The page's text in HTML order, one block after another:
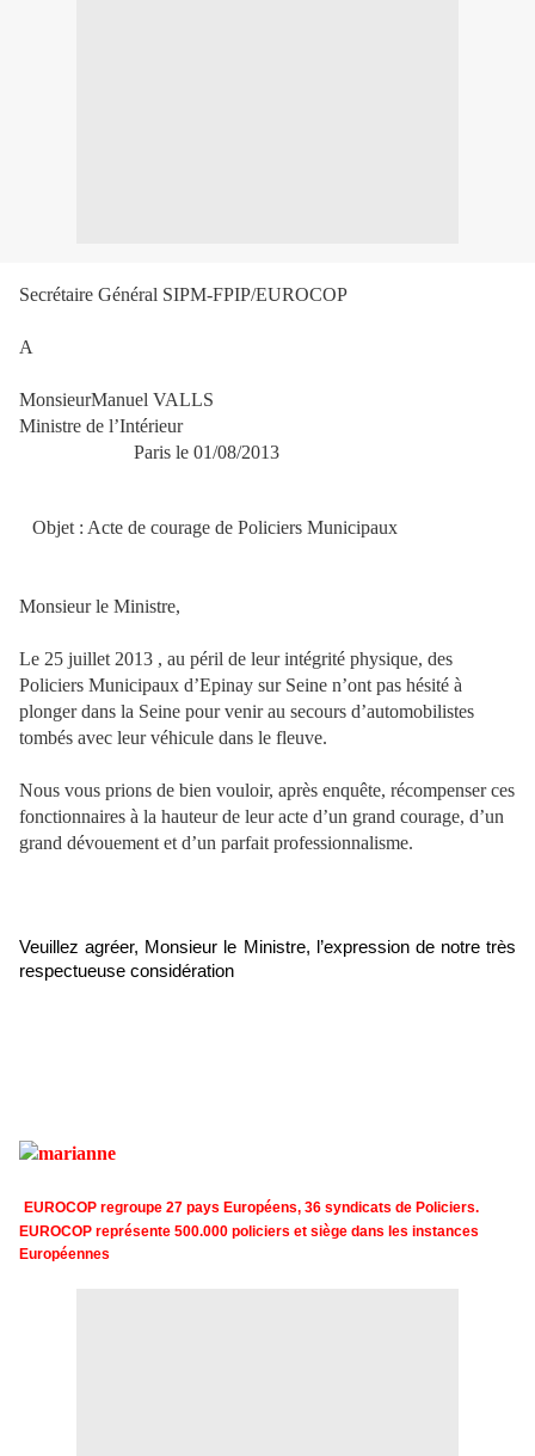
Secrétaire Général SIPM-FPIP/EUROCOP
A
MonsieurManuel VALLS
Ministre de l’Intérieur
Paris le 01/08/2013
Objet : Acte de courage de Policiers Municipaux
Monsieur le Ministre,
Le 25 juillet 2013 , au péril de leur intégrité physique, des
Policiers Municipaux d’Epinay sur Seine n’ont pas hésité à
plonger dans la Seine pour venir au secours d’automobilistes
tombés avec leur véhicule dans le fleuve.
Nous vous prions de bien vouloir, après enquête, récompenser ces
fonctionnaires à la hauteur de leur acte d’un grand courage, d’un
grand dévouement et d’un parfait professionnalisme.
Veuillez agréer, Monsieur le Ministre, l’expression de notre très
respectueuse considération
EUROCOP regroupe 27 pays Européens, 36 syndicats de Policiers.
EUROCOP représente 500.000 policiers et siège dans les instances
Européennes